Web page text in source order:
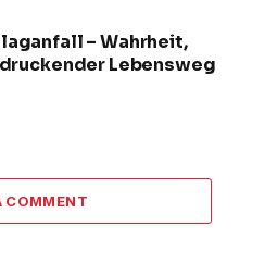
– Wahrheit,
Lebensweg
COMMENT